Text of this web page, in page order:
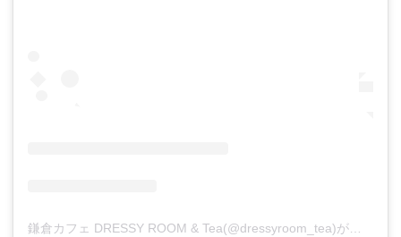
鎌倉カフェ DRESSY ROOM & Tea(@dressyroom_tea)がシェアした投稿